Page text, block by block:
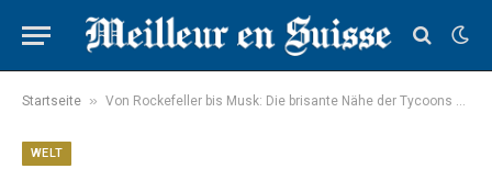
Startseite » Von Rockefeller bis Musk: Die brisante Nähe der Tycoons zum Weissen Haus
WELT